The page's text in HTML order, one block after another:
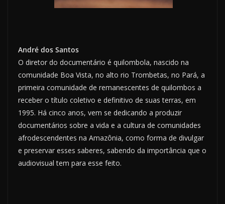
André dos Santos
O diretor do documentário é quilombo­la, nascido na
comunidade Boa Vista, no alto rio Trombetas, no Pará, a
primeira comunidade de rema­nescentes de quilombos a
receber o título coletivo e definitivo de suas terras, em
1995. Há cinco anos, vem se dedicando a produzir
documentários sobre a vida e a cultura de comunidades
afrodescendentes na Amazônia, como forma de divulgar
e preservar esses saberes, sabendo da importância que o
audiovisual tem para esse feito.